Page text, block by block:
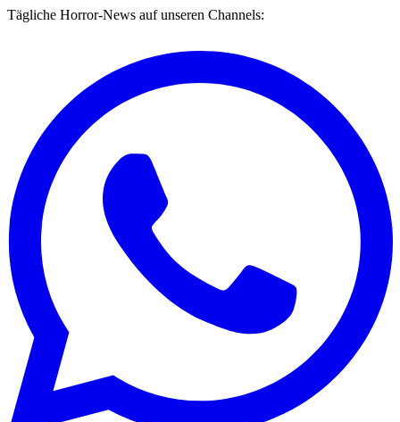
Tägliche Horror-News auf unseren Channels: